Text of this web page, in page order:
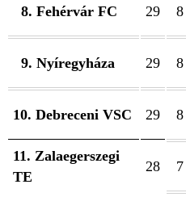
8. Fehérvár FC 29 8
9. Nyíregyháza 29 8
10. Debreceni VSC 29 8
11. Zalaegerszegi
TE
28 7